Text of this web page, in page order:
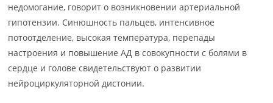
недомогание, говорит о возникновении артериальной
гипотензии. Синюшность пальцев, интенсивное
потоотделение, высокая температура, перепады
настроения и повышение АД в совокупности с болями в
сердце и голове свидетельствуют о развитии
нейроциркуляторной дистонии.